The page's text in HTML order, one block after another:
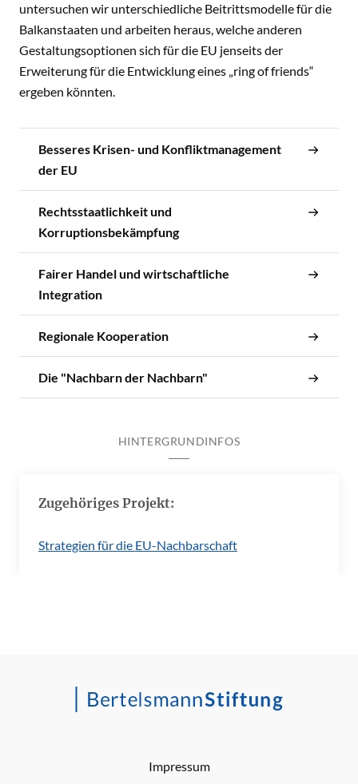
untersuchen wir unterschiedliche Beitrittsmodelle für die
Balkanstaaten und arbeiten heraus, welche anderen
Gestaltungsoptionen sich für die EU jenseits der
Erweiterung für die Entwicklung eines „ring of friends“
ergeben könnten.
Besseres Krisen- und Konfliktmanagement
der EU
Rechtsstaatlichkeit und
Korruptionsbekämpfung
Fairer Handel und wirtschaftliche
Integration
Regionale Kooperation
Die "Nachbarn der Nachbarn"
HINTERGRUNDINFOS
Zugehöriges Projekt:
Strategien für die EU-Nachbarschaft
Impressum